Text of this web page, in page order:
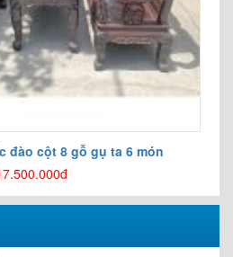
đào cột 8 gỗ gụ ta 6 món